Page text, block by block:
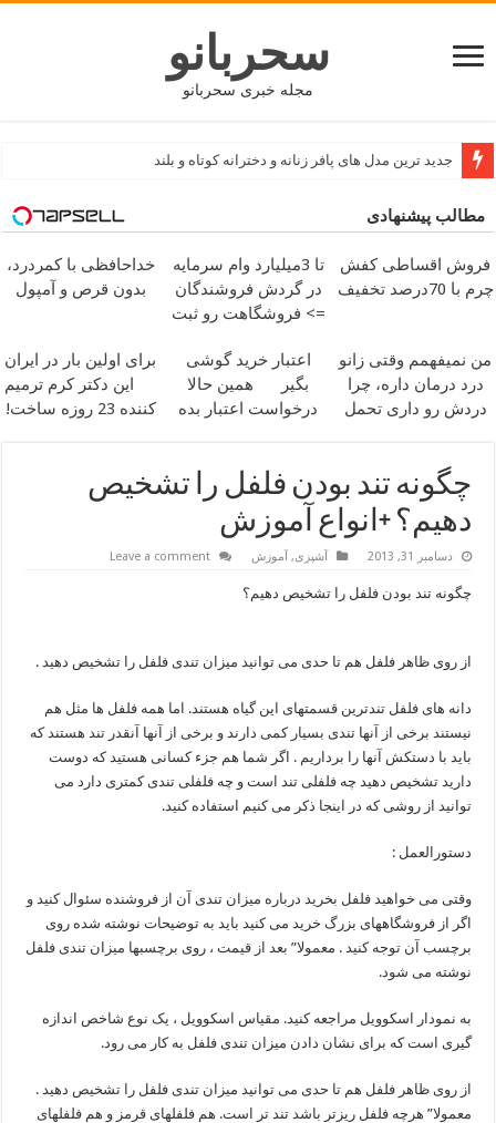
سحربانو
مجله خبری سحربانو
جدید ترین مدل های پافر زنانه و دخترانه کوتاه و بلند
مطالب پیشنهادی
فروش اقساطی کفش
چرم با 70درصد تخفیف
تا 3میلیارد وام سرمایه
در گردش فروشندگان
=> فروشگاهت رو ثبت
خداحافظی با کمردرد،
بدون قرص و آمپول
من نمیفهمم وقتی زانو
درد درمان داره، چرا
دردش رو داری تحمل
اعتبار خرید گوشی
بگیر
همین حالا
درخواست اعتبار بده
برای اولین بار در ایران
این دکتر کرم ترمیم
کننده 23 روزه ساخت!
چگونه تند بودن فلفل را تشخیص
دهیم؟ +انواع آموزش
دسامبر 31, 2013 آشپزی,آموزش Leave a comment
چگونه تند بودن فلفل را تشخیص دهیم؟
از روی ظاهر فلفل هم تا حدی می توانید میزان تندی فلفل را تشخیص دهید .
دانه های فلفل تندترین قسمتهای این گیاه هستند. اما همه فلفل ها مثل هم
نیستند برخی از آنها تندی بسیار کمی دارند و برخی از آنها آنقدر تند هستند که
باید با دستکش آنها را برداریم . اگر شما هم جزء کسانی هستید که دوست
دارید تشخیص دهید چه فلفلی تند است و چه فلفلی تندی کمتری دارد می
توانید از روشی که در اینجا ذکر می کنیم استفاده کنید.
دستورالعمل :
وقتی می خواهید فلفل بخرید درباره میزان تندی آن از فروشنده سئوال کنید و
اگر از فروشگاههای بزرگ خرید می کنید باید به توضیحات نوشته شده روی
برچسب آن توجه کنید . معمولا” بعد از قیمت ، روی برچسبها میزان تندی فلفل
نوشته می شود.
به نمودار اسکوویل مراجعه کنید. مقیاس اسکوویل ، یک نوع شاخص اندازه
گیری است که برای نشان دادن میزان تندی فلفل به کار می رود.
از روی ظاهر فلفل هم تا حدی می توانید میزان تندی فلفل را تشخیص دهید .
معمولا” هرچه فلفل ریزتر باشد تند تر است. هم فلفلهای قرمز و هم فلفلهای